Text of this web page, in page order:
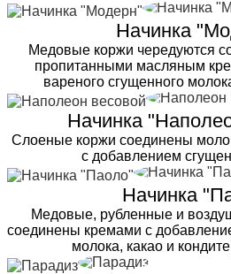
Начинка
Медовые коржи чередуются
пропитанными масляным
вареного сгущенного
Начинка
Слоеные коржи соединены
с добавлением
Начинка
Медовые, рубленные и
соединены кремами с
молока, какао и